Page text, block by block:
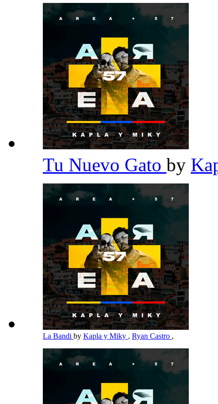
Tu Nuevo Gato by
La Bandi by Kapla y Miky , Ryan Castro ,